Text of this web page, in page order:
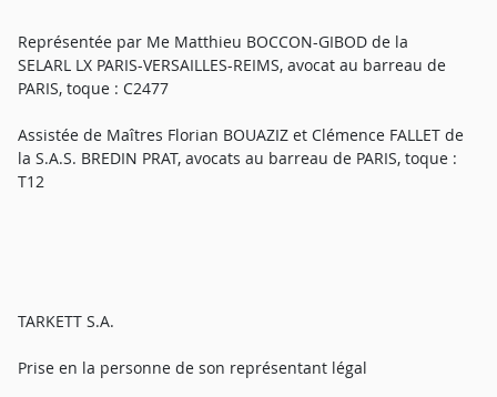
Représentée par Me Matthieu BOCCON-GIBOD de la
SELARL LX PARIS-VERSAILLES-REIMS, avocat au barreau de
PARIS, toque : C2477
Assistée de Maîtres Florian BOUAZIZ et Clémence FALLET de
la S.A.S. BREDIN PRAT, avocats au barreau de PARIS, toque :
T12
TARKETT S.A.
Prise en la personne de son représentant légal